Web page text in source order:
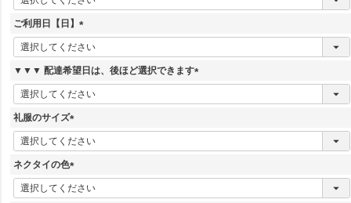
必
須
)
ご利用日【日】
(
必
須
)
▼▼▼ 配達希望日は、後ほど選択できます
(
必
)
礼服のサイズ
(
必
須
)
ネクタイの色
(
必